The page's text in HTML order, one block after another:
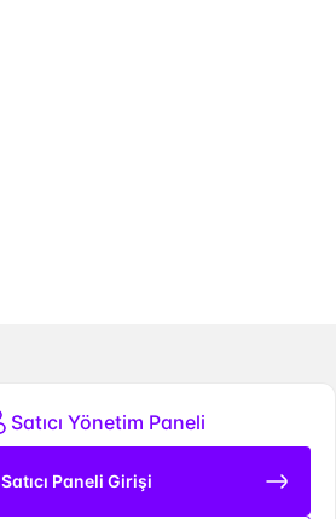
Satıcı Yönetim Paneli
Satıcı Paneli Girişi